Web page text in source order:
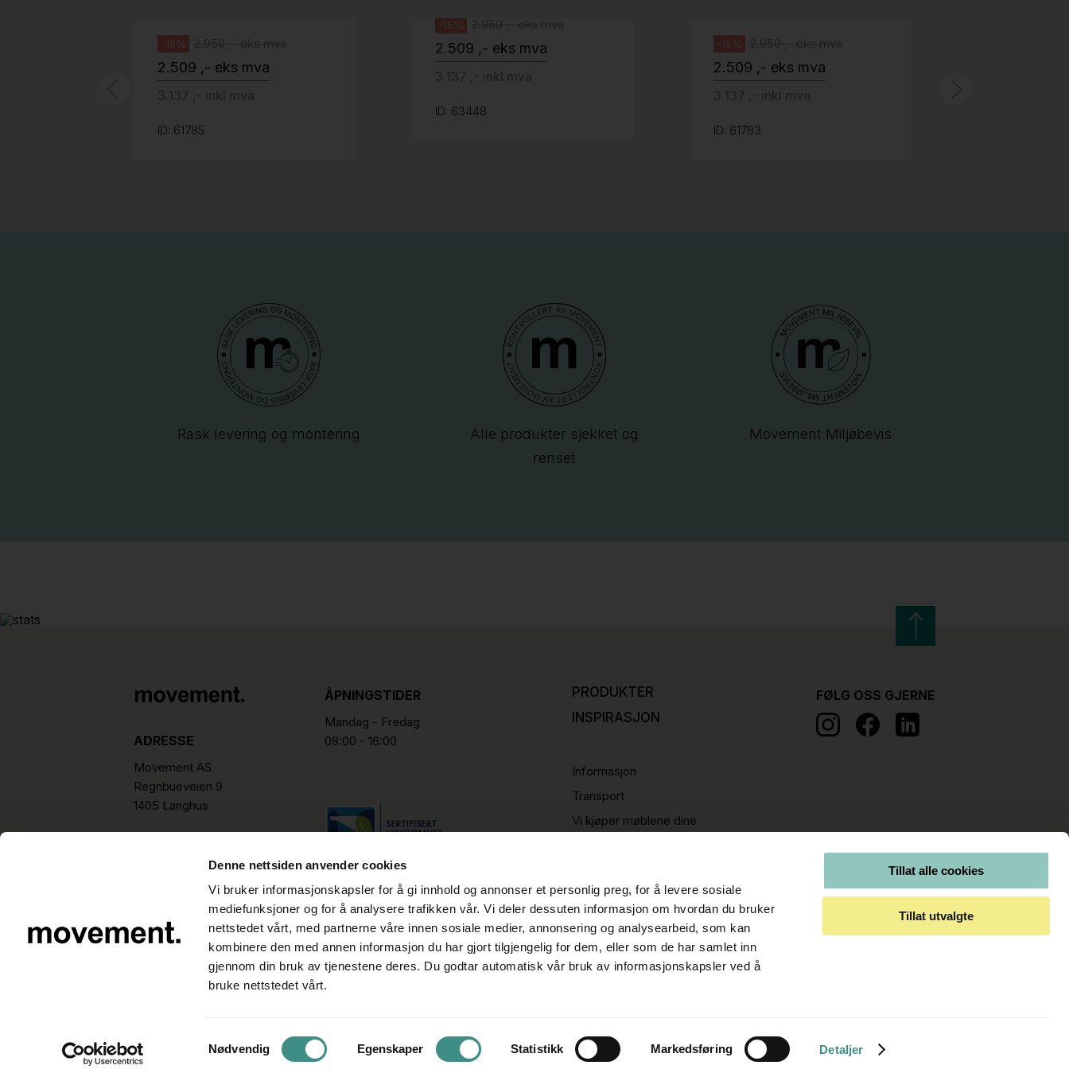
Denne nettsiden anvender cookies
Vi bruker informasjonskapsler for å gi innhold og annonser et personlig preg, for å levere sosiale
mediefunksjoner og for å analysere trafikken vår. Vi deler dessuten informasjon om hvordan du bruker
nettstedet vårt, med partnerne våre innen sosiale medier, annonsering og analysearbeid, som kan
kombinere den med annen informasjon du har gjort tilgjengelig for dem, eller som de har samlet inn
gjennom din bruk av tjenestene deres. Du godtar automatisk vår bruk av informasjonskapsler ved å
bruke nettstedet vårt.
Nødvendig Egenskaper Statistikk Markedsføring Detaljer
Tillat alle cookies
Tillat utvalgte
-15%
2.509 ,- eks mva
ID: 61785
-15%
2.509 ,- eks mva
ID: 63448
-15%
2.509 ,- eks mva
ID: 61783
Rask levering og montering
Alle produkter sjekket og
renset
Movement Miljøbevis
ADRESSE
Movement AS
Regnbueveien 9
1405 Langhus
hello@movement.as
ÅPNINGSTIDER
Mandag - Fredag
08:00 - 16:00
PRODUKTER
INSPIRASJON
Informasjon
Transport
Vi kjøper møblene dine
FØLG OSS GJERNE
Kjøpsvilkår Personvernerklæring